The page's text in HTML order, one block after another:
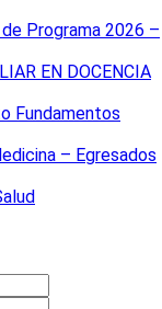
Programa 2026 –
EN DOCENCIA
Fundamentos
– Egresados